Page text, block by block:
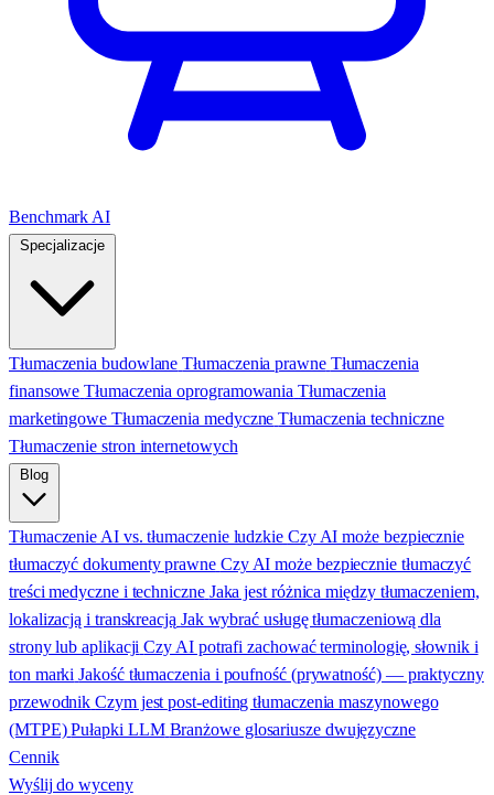
Benchmark AI
Tłumaczenia budowlane Tłumaczenia prawne Tłumaczenia
finansowe Tłumaczenia oprogramowania Tłumaczenia
marketingowe Tłumaczenia medyczne Tłumaczenia techniczne
Tłumaczenie stron internetowych
Tłumaczenie AI vs. tłumaczenie ludzkie Czy AI może bezpiecznie
tłumaczyć dokumenty prawne Czy AI może bezpiecznie tłumaczyć
treści medyczne i techniczne Jaka jest różnica między tłumaczeniem,
lokalizacją i transkreacją Jak wybrać usługę tłumaczeniową dla
strony lub aplikacji Czy AI potrafi zachować terminologię, słownik i
ton marki Jakość tłumaczenia i poufność (prywatność) — praktyczny
przewodnik Czym jest post-editing tłumaczenia maszynowego
(MTPE) Pułapki LLM Branżowe glosariusze dwujęzyczne
Cennik
Wyślij do wyceny